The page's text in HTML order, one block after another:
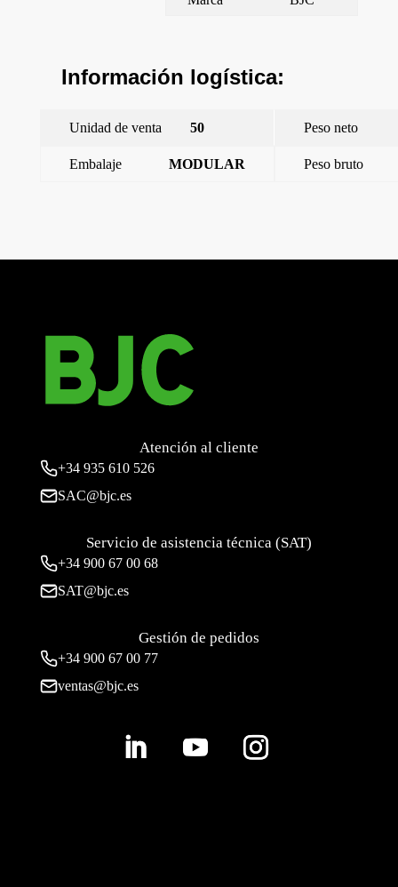
Información logística:
Unidad de venta 50 Peso neto
Embalaje MODULAR Peso bruto
Atención al cliente
+34 935 610 526
SAC@bjc.es
Servicio de asistencia técnica (SAT)
+34 900 67 00 68
SAT@bjc.es
Gestión de pedidos
+34 900 67 00 77
ventas@bjc.es